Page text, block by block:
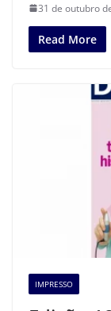
31 de outubro
Read More
IMPRESSO